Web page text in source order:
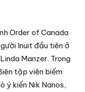
Order of Canada
Inuit đầu tiên ở
Manzer. Trong
tập viên biếm
ý kiến Nik Nanos,